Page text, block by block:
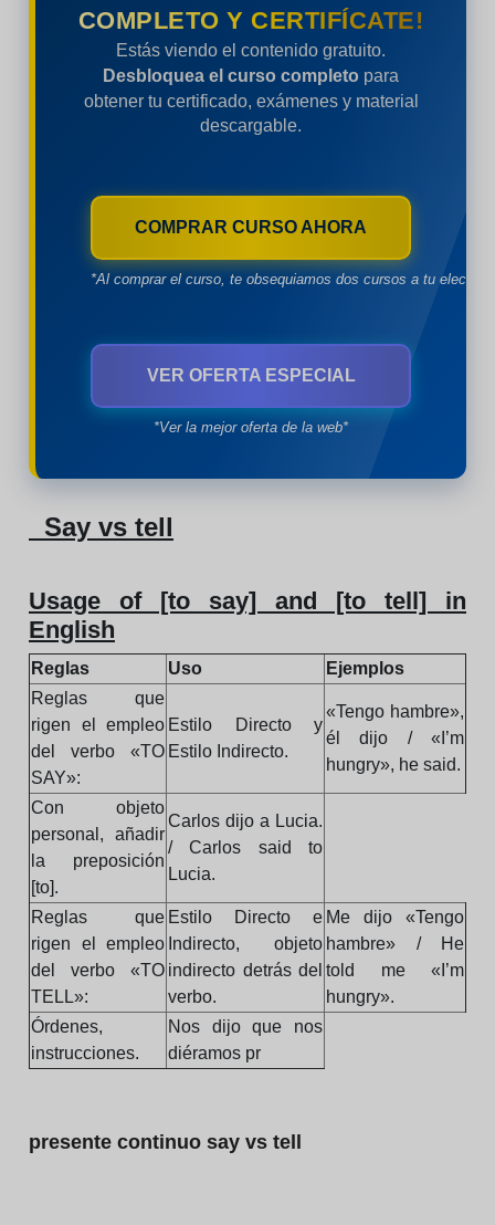
COMPLETO Y CERTIFÍCATE!
Estás viendo el contenido gratuito.
Desbloquea el curso completo para
obtener tu certificado, exámenes y material
descargable.
COMPRAR CURSO AHORA
*Al comprar el curso, te obsequiamos dos cursos a tu
VER OFERTA ESPECIAL
*Ver la mejor oferta de la web*
Say vs tell
Usage of [to say] and [to tell] in
English
Reglas Uso
Ejemplos
Reglas que
rigen el empleo
del verbo «TO
SAY»:
Estilo Directo y
Estilo Indirecto.
«Tengo hambre»,
él dijo / «I’m
hungry», he said.
Con objeto
personal, añadir
la preposición
[to].
Carlos dijo a Lucia.
/ Carlos said to
Lucia.
Reglas que
rigen el empleo
del verbo «TO
TELL»:
Estilo Directo e
Indirecto, objeto
indirecto detrás del
verbo.
Me dijo «Tengo
hambre» / He
told me «I’m
hungry».
Órdenes,
instrucciones.
Nos dijo que nos
diéramos pr
presente continuo say vs tell